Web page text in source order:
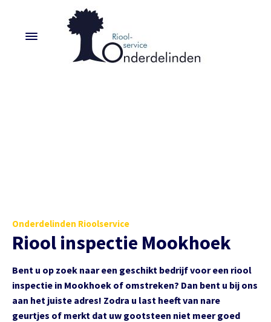
Onderdelinden Rioolservice
Riool inspectie Mookhoek
Bent u op zoek naar een geschikt bedrijf voor een riool
inspectie in Mookhoek of omstreken? Dan bent u bij ons
aan het juiste adres! Zodra u last heeft van nare
geurtjes of merkt dat uw gootsteen niet meer goed